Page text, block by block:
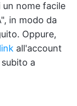
nome facile
in modo da
Oppure,
link all'account
a